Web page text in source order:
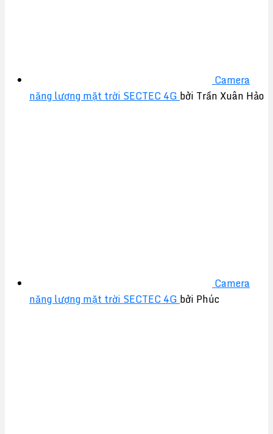
Camera
năng lượng mặt trời SECTEC 4G bởi Trần Xuân Hảo
Camera
năng lượng mặt trời SECTEC 4G bởi Phúc